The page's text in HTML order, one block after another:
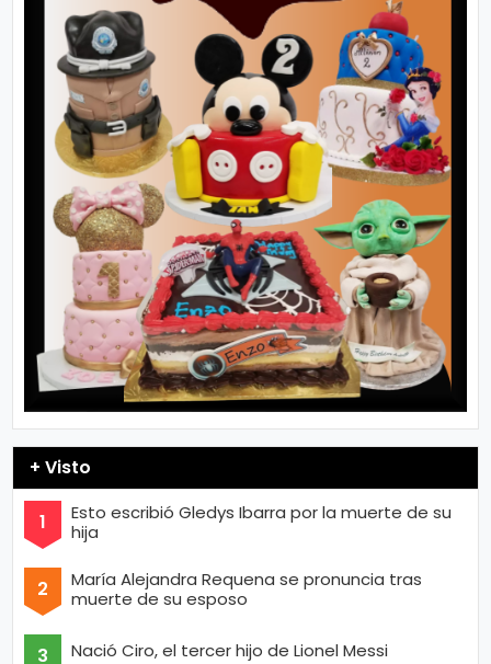
+ Visto
Esto escribió Gledys Ibarra por la muerte de su
hija
María Alejandra Requena se pronuncia tras
muerte de su esposo
Nació Ciro, el tercer hijo de Lionel Messi